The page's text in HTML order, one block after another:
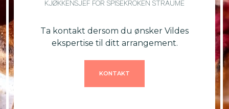
KJØKKENSJEF FOR SPISEKROKEN STRAUME
Ta kontakt dersom du ønsker Vildes
ekspertise til ditt arrangement.
KONTAKT